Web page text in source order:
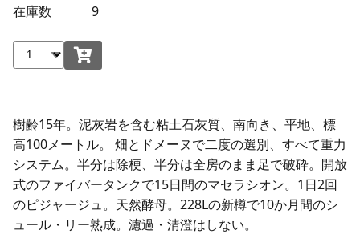
在庫数
9
樹齢15年。泥灰岩を含む粘土石灰質、南向き、平地、標
高100メートル。 畑とドメーヌで二度の選別、すべて重力
システム。半分は除梗、半分は全房のまま足で破砕。開放
式のファイバータンクで15日間のマセラシオン。1日2回
のピジャージュ。天然酵母。228Lの新樽で10か月間のシ
ュール・リー熟成。濾過・清澄はしない。